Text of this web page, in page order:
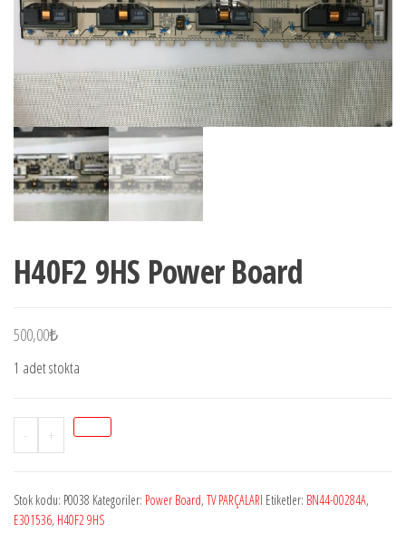
H40F2 9HS Power Board
500,00₺
1 adet stokta
-
H40F2
9HS
Board
adet
+
Stok kodu: P0038 Kategoriler: Power Board, TV PARÇALARI Etiketler: BN44-00284A,
E301536, H40F2 9HS